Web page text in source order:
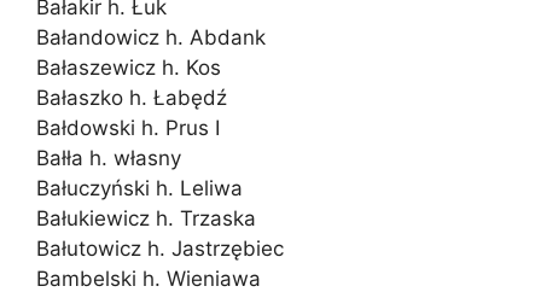
Bałakir h. Łuk
Bałandowicz h. Abdank
Bałaszewicz h. Kos
Bałaszko h. Łabędź
Bałdowski h. Prus I
Bałła h. własny
Bałuczyński h. Leliwa
Bałukiewicz h. Trzaska
Bałutowicz h. Jastrzębiec
Bambelski h. Wieniawa